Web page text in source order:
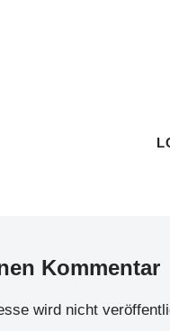
Kommentar
wird nicht